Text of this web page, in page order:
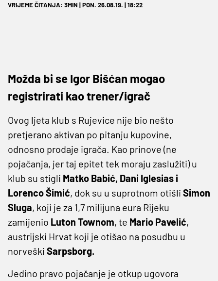
VRIJEME ČITANJA: 3MIN | PON. 26.08.19. | 18:22
Možda bi se Igor Bišćan mogao
registrirati kao trener/igrač
Ovog ljeta klub s Rujevice nije bio nešto
pretjerano aktivan po pitanju kupovine,
odnosno prodaje igrača. Kao prinove (ne
pojačanja, jer taj epitet tek moraju zaslužiti) u
klub su stigli Matko Babić, Dani Iglesias i
Lorenco Šimić, dok su u suprotnom otišli Simon
Sluga, koji je za 1,7 milijuna eura Rijeku
zamijenio Luton Townom, te Mario Pavelić,
austrijski Hrvat koji je otišao na posudbu u
norveški Sarpsborg.
Jedino pravo pojačanje je otkup ugovora